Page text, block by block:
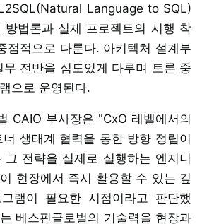
Language to SQL)
방법론과 실제 프로젝트의 시행 착
점적으로 다룬다. 아키텍처 설계부
전반을 심도있게 다루며 토론 중
으로 운영된다.
CAIO 부사장은 "CxO 레벨에서의
생태계 협력을 통한 방향 정립이
그 전략을 실제로 실행하는 엔지니
현장에서 즉시 활용할 수 있는 깊
램이 필요한 시점이라고 판단했
베스핀글로벌의 기술력을 현장과